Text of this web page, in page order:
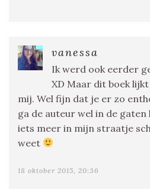
vanessa
Ik werd ook eerder
XD Maar dit boek
mij. Wel fijn dat je er zo
ga de auteur wel in de gaten
iets meer in mijn straatje
weet
18 oktober 2015, 20:36